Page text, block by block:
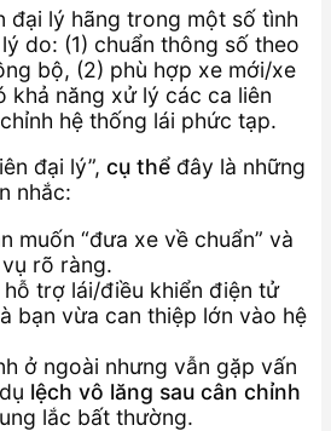
đại lý hãng trong một số tình
do: (1) chuẩn thông số theo
bộ, (2) phù hợp xe mới/xe
khả năng xử lý các ca liên
hệ thống lái phức tạp.
đại lý”, cụ thể đây là những
nhắc:
muốn “đưa xe về chuẩn” và
rõ ràng.
trợ lái/điều khiển điện tử
bạn vừa can thiệp lớn vào hệ
ở ngoài nhưng vẫn gặp vấn
lệch vô lăng sau cân chỉnh
lắc bất thường.